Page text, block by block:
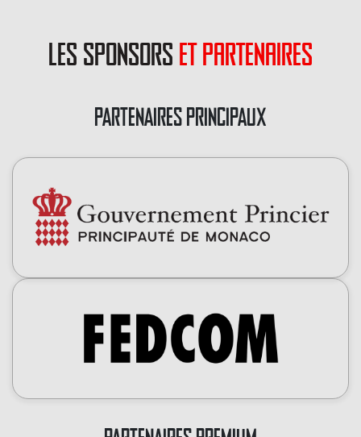
les sponsors et partenaires
PARTENAIRES PRINCIPAUX